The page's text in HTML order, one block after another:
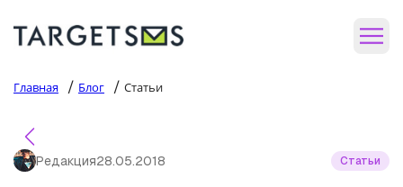
Главная / Блог / Статьи
Редакция28.05.2018 Статьи